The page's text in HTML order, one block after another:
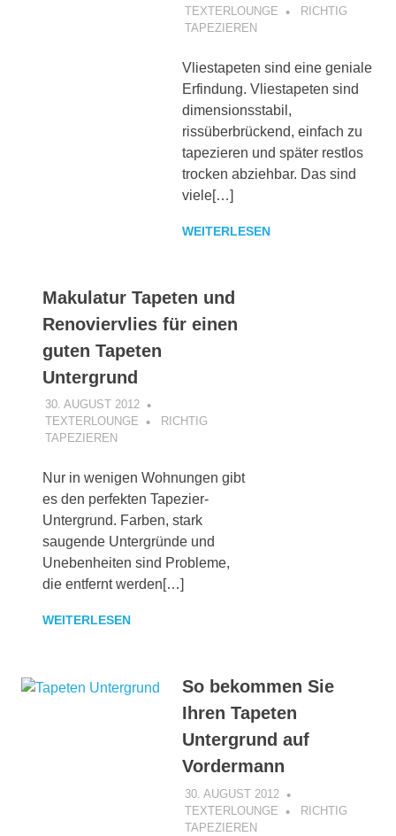
TEXTERLOUNGE
RICHTIG
TAPEZIEREN
Vliestapeten sind eine geniale
Erfindung. Vliestapeten sind
dimensionsstabil,
rissüberbrückend, einfach zu
tapezieren und später restlos
trocken abziehbar. Das sind
viele[…]
WEITERLESEN
Makulatur Tapeten und
Renoviervlies für einen
guten Tapeten
Untergrund
30. AUGUST 2012
TEXTERLOUNGE
RICHTIG
TAPEZIEREN
Nur in wenigen Wohnungen gibt
es den perfekten Tapezier-
Untergrund. Farben, stark
saugende Untergründe und
Unebenheiten sind Probleme,
die entfernt werden[…]
WEITERLESEN
So bekommen Sie
Ihren Tapeten
Untergrund auf
Vordermann
30. AUGUST 2012
TEXTERLOUNGE
RICHTIG
TAPEZIEREN